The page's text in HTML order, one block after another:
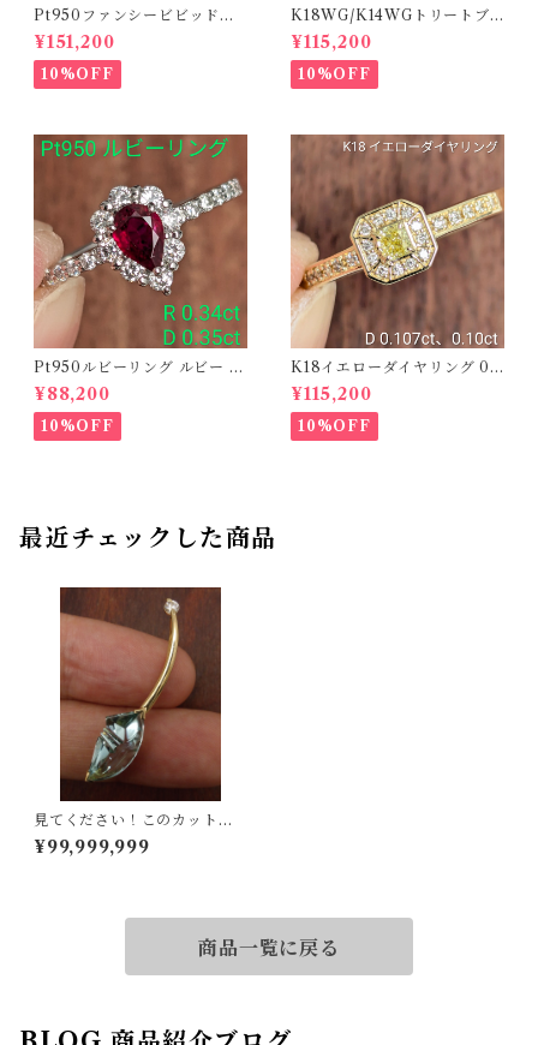
Pt950ファンシービビッドオ
レンジィイエローダイヤリン
グ D 0.144ct D 0.60ct【PR
O208782】
¥151,200
10%OFF
K18WG/K14WGトリートブ
ルーダイヤピアス 【PRO20
8939】
¥115,200
10%OFF
Pt950ルビーリング ルビー 0.
34ct ダイヤモンド 0.35ct【P
RO206885】
¥88,200
10%OFF
K18イエローダイヤリング 0.1
07ct D 0.10ct【PRO20878
1】
¥115,200
10%OFF
最近チェックした商品
見てください！このカット！K
18アクアマリンペンダントヘ
ッド
¥99,999,999
商品一覧に戻る